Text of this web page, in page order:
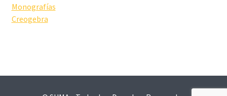
Monografías
Creogebra